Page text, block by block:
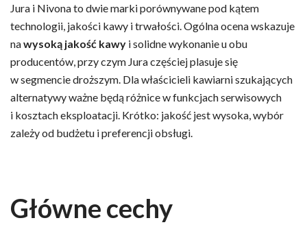
Jura i Nivona to dwie marki porównywane pod kątem
technologii, jakości kawy i trwałości. Ogólna ocena wskazuje
nawysoką jakość kawy i solidne wykonanie u obu
producentów, przy czym Jura częściej plasuje się
w segmencie droższym. Dla właścicieli kawiarni szukających
alternatywy ważne będą różnice w funkcjach serwisowych
i kosztach eksploatacji. Krótko: jakość jest wysoka, wybór
zależy od budżetu i preferencji obsługi.
Główne cechy